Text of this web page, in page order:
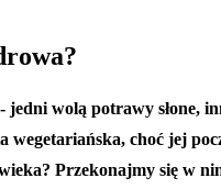
wolą potrawy słone,
wegetariańska, choć jej
Przekonajmy się w